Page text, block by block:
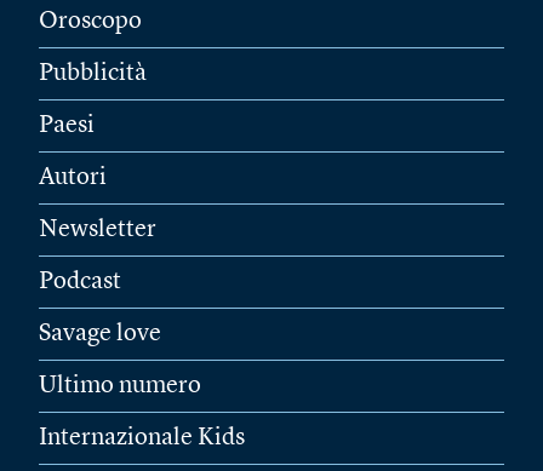
Oroscopo
Pubblicità
Paesi
Autori
Newsletter
Podcast
Savage love
Ultimo numero
Internazionale Kids